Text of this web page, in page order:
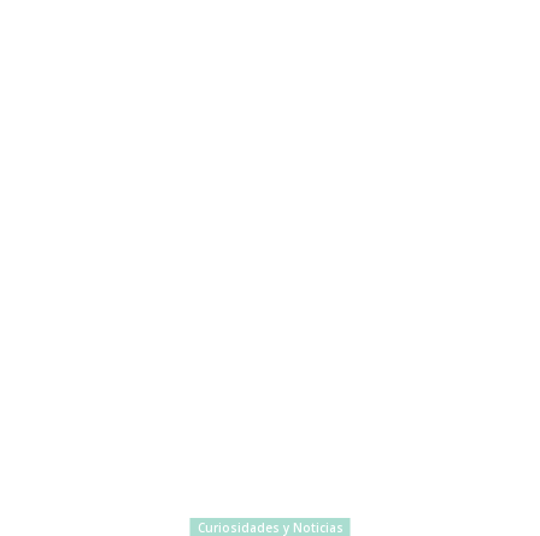
Curiosidades y Noticias